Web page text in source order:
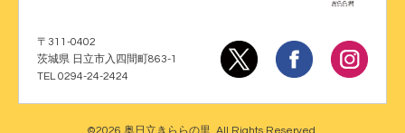
〒311-0402
茨城県 日立市入四間町863-1
TEL 0294-24-2424